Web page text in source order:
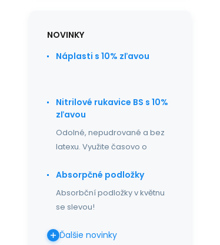
NOVINKY
Náplasti s 10% zľavou
Nitrilové rukavice BS s 10%
zľavou
Odolné, nepudrované a bez
latexu. Využite časovo o
Absorpčné podložky
Absorbční podložky v květnu
se slevou!
Ďalšie novinky